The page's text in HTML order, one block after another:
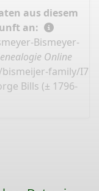
aus diesem
an:
Bismeyer-
Online
family/
Bills (± 1796-